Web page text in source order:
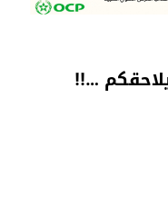
…!!